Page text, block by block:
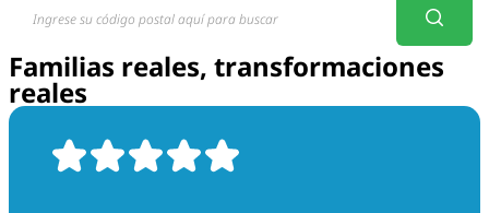
Familias reales, transformaciones
reales